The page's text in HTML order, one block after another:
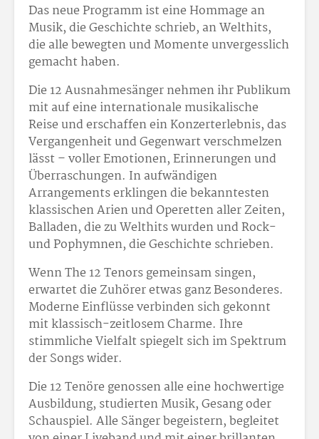
Das neue Programm ist eine Hommage an
Musik, die Geschichte schrieb, an Welthits,
die alle bewegten und Momente unvergesslich
gemacht haben.
Die 12 Ausnahmesänger nehmen ihr Publikum
mit auf eine internationale musikalische
Reise und erschaffen ein Konzerterlebnis, das
Vergangenheit und Gegenwart verschmelzen
lässt – voller Emotionen, Erinnerungen und
Überraschungen. In aufwändigen
Arrangements erklingen die bekanntesten
klassischen Arien und Operetten aller Zeiten,
Balladen, die zu Welthits wurden und Rock-
und Pophymnen, die Geschichte schrieben.
Wenn The 12 Tenors gemeinsam singen,
erwartet die Zuhörer etwas ganz Besonderes.
Moderne Einflüsse verbinden sich gekonnt
mit klassisch-zeitlosem Charme. Ihre
stimmliche Vielfalt spiegelt sich im Spektrum
der Songs wider.
Die 12 Tenöre genossen alle eine hochwertige
Ausbildung, studierten Musik, Gesang oder
Schauspiel. Alle Sänger begeistern, begleitet